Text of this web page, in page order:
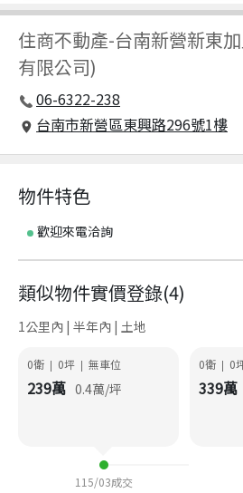
住商不動產-台南新營新東
有限公司)
06-6322-238
台南市新營區東興路296號1樓
物件特色
歡迎來電洽詢
類似物件實價登錄(4)
1公里內 | 半年內 | 土地
0衛 | 0坪 | 無車位
239萬 0.4萬/坪
115/03成交
0衛 | 0
339萬